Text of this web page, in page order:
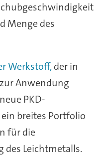
Menge des
Werkstoff,der in
Anwendung
PKD-
breites Portfolio
für die
Leichtmetalls.